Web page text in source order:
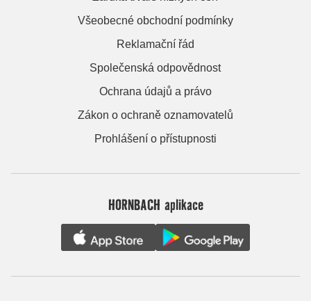
Všeobecné obchodní podmínky
Reklamační řád
Společenská odpovědnost
Ochrana údajů a právo
Zákon o ochraně oznamovatelů
Prohlášení o přístupnosti
HORNBACH aplikace